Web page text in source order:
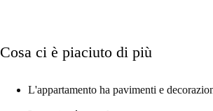
Cosa ci è piaciuto di più
L'appartamento ha pavimenti e